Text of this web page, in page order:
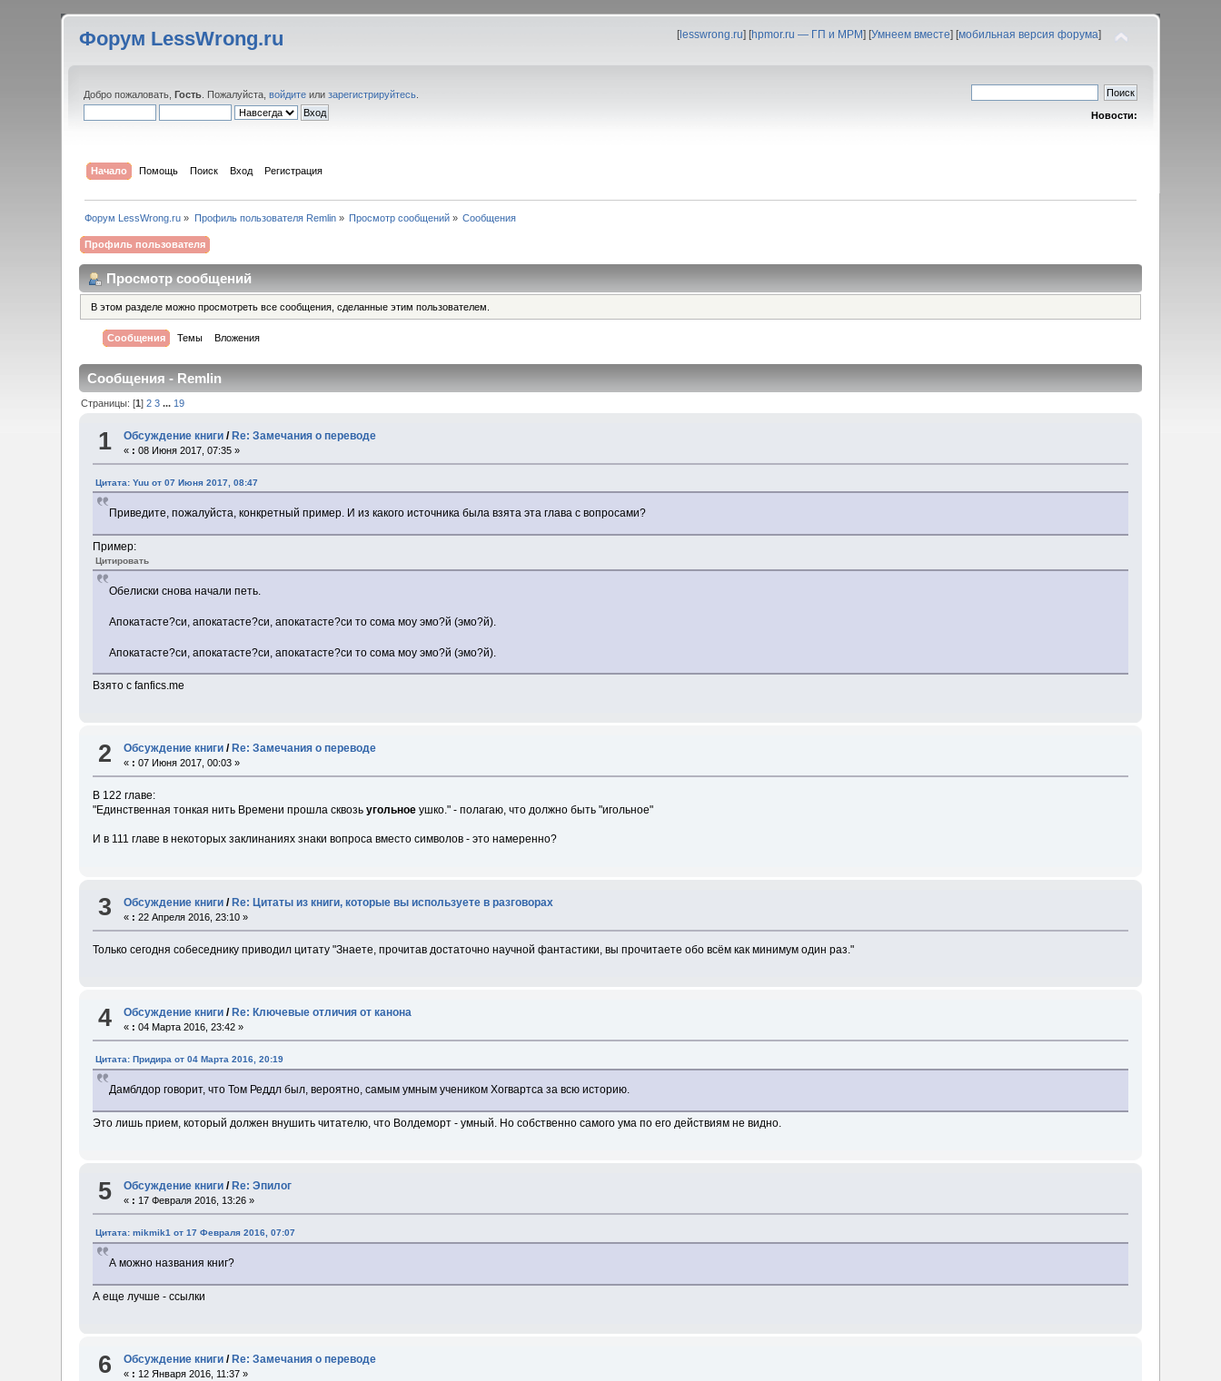
Форум LessWrong.ru [lesswrong.ru] [hpmor.ru — ГП и МРМ] [Умнеем вместе] [мобильная версия форума]
Добро пожаловать,Гость . Пожалуйста,войдите илизарегистрируйтесь
Новости:
Начало Помощь Поиск Вход Регистрация
Форум LessWrong.ru » Профиль пользователя Remlin» Просмотр сообщений » Сообщения
Профиль пользователя
Просмотр сообщений
В этом разделе можно просмотреть все сообщения, сделанные этим пользователем.
Сообщения Темы Вложения
Сообщения - Remlin
Страницы: [1]2 3 ... 19
1 Обсуждение книги / Re: Замечания о переводе
« : 08 Июня 2017, 07:35 »
Цитата: Yuu от 07 Июня 2017, 08:47
Приведите, пожалуйста, конкретный пример. И из какого источника была взята эта глава с вопросами?
Пример:
Цитировать
Обелиски снова начали петь.
Апокатасте?си, апокатасте?си, апокатасте?си то сома моу эмо?й (эмо?й).
Апокатасте?си, апокатасте?си, апокатасте?си то сома моу эмо?й (эмо?й).
Взято с fanfics.me
2 Обсуждение книги / Re: Замечания о переводе
« : 07 Июня 2017, 00:03 »
В 122 главе:
"Единственная тонкая нить Времени прошла сквозьугольное ушко." - полагаю, что должно быть "игольное"
И в 111 главе в некоторых заклинаниях знаки вопроса вместо символов - это намеренно?
3 Обсуждение книги / Re: Цитаты из книги, которые вы используете в разговорах
« : 22 Апреля 2016, 23:10 »
Только сегодня собеседнику приводил цитату "Знаете, прочитав достаточно научной фантастики, вы прочитаете обо всём как минимум один раз."
4 Обсуждение книги / Re: Ключевые отличия от канона
« : 04 Марта 2016, 23:42 »
Цитата: Придира от 04 Марта 2016, 20:19
Дамблдор говорит, что Том Реддл был, вероятно, самым умным учеником Хогвартса за всю историю.
Это лишь прием, который должен внушить читателю, что Волдеморт - умный. Но собственно самого ума по его действиям не видно.
5 Обсуждение книги / Re: Эпилог
« : 17 Февраля 2016, 13:26 »
Цитата: mikmik1 от 17 Февраля 2016, 07:07
А можно названия книг?
А еще лучше - ссылки
6 Обсуждение книги / Re: Замечания о переводе
« : 12 Января 2016, 11:37 »